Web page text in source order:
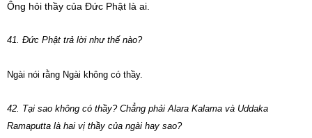
Ông hỏi thầy của Đức Phật là ai.
41. Đức Phật trả lời như thế nào?
Ngài nói rằng Ngài không có thầy.
42. Tại sao không có thầy? Chẳng phải Alara Kalama và Uddaka
Ramaputta là hai vị thầy của ngài hay sao?